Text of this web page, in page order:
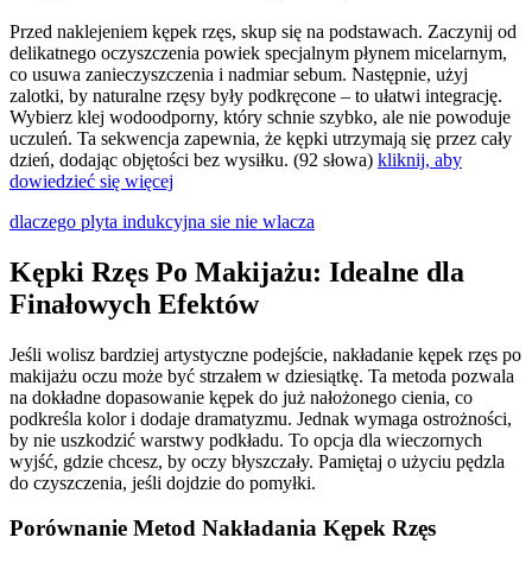
Przed naklejeniem kępek rzęs, skup się na podstawach. Zaczynij od
delikatnego oczyszczenia powiek specjalnym płynem micelarnym,
co usuwa zanieczyszczenia i nadmiar sebum. Następnie, użyj
zalotki, by naturalne rzęsy były podkręcone – to ułatwi integrację.
Wybierz klej wodoodporny, który schnie szybko, ale nie powoduje
uczuleń. Ta sekwencja zapewnia, że kępki utrzymają się przez cały
dzień, dodając objętości bez wysiłku. (92 słowa) kliknij, aby
dowiedzieć się więcej
dlaczego plyta indukcyjna sie nie wlacza
Kępki Rzęs Po Makijażu: Idealne dla
Finałowych Efektów
Jeśli wolisz bardziej artystyczne podejście, nakładanie kępek rzęs po
makijażu oczu może być strzałem w dziesiątkę. Ta metoda pozwala
na dokładne dopasowanie kępek do już nałożonego cienia, co
podkreśla kolor i dodaje dramatyzmu. Jednak wymaga ostrożności,
by nie uszkodzić warstwy podkładu. To opcja dla wieczornych
wyjść, gdzie chcesz, by oczy błyszczały. Pamiętaj o użyciu pędzla
do czyszczenia, jeśli dojdzie do pomyłki.
Porównanie Metod Nakładania Kępek Rzęs